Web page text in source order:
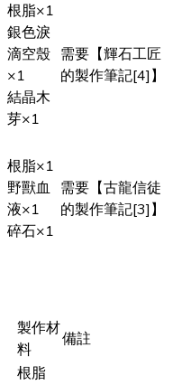
根脂×1
銀色淚
滴空殼
×1
結晶木
芽×1
需要【輝石工匠
的製作筆記[4]】
根脂×1
野獸血
液×1
碎石×1
需要【古龍信徒
的製作筆記[3]】
製作材
料
備註
根脂